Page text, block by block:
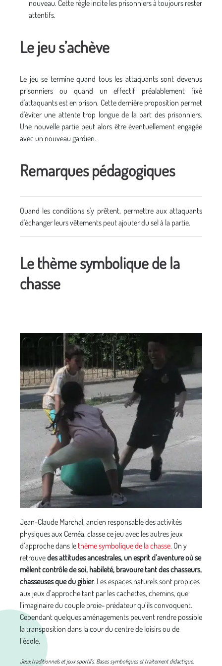
nouveau. Cette règle incite les prisonniers à toujours rester
attentifs.
Le jeu s’achève
Le jeu se termine quand tous les attaquants sont devenus
prisonniers ou quand un effectif préalablement fixé
d'attaquants est en prison. Cette dernière proposition permet
d'éviter une attente trop longue de la part des prisonniers.
Une nouvelle partie peut alors être éventuellement engagée
avec un nouveau gardien.
Remarques pédagogiques
Quand les conditions s'y prêtent, permettre aux attaquants
d'échanger leurs vêtements peut ajouter du sel à la partie.
Le thème symbolique de la
chasse
Jean-Claude Marchal, ancien responsable des activités
physiques aux Ceméa, classe ce jeu avec les autres jeux
d’approche dans le thème symbolique de la chasse. On y
retrouvedes attitudes ancestrales, un esprit d’aventure où se
mêlent contrôle de soi, habileté, bravoure tant des chasseurs,
chasseuses que du gibier. Les espaces naturels sont propices
aux jeux d’approche tant par les cachettes, chemins, que
l’imaginaire du couple proie- prédateur qu’ils convoquent.
Cependant quelques aménagements peuvent rendre possible
la transposition dans la cour du centre de loisirs ou de
l’école.
Jeux traditionnels et jeux sportifs. Bases symboliques et traitement didactique,